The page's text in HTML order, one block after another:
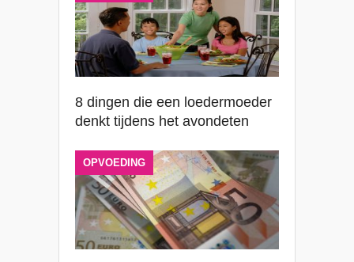
8 dingen die een loedermoeder
denkt tijdens het avondeten
OPVOEDING